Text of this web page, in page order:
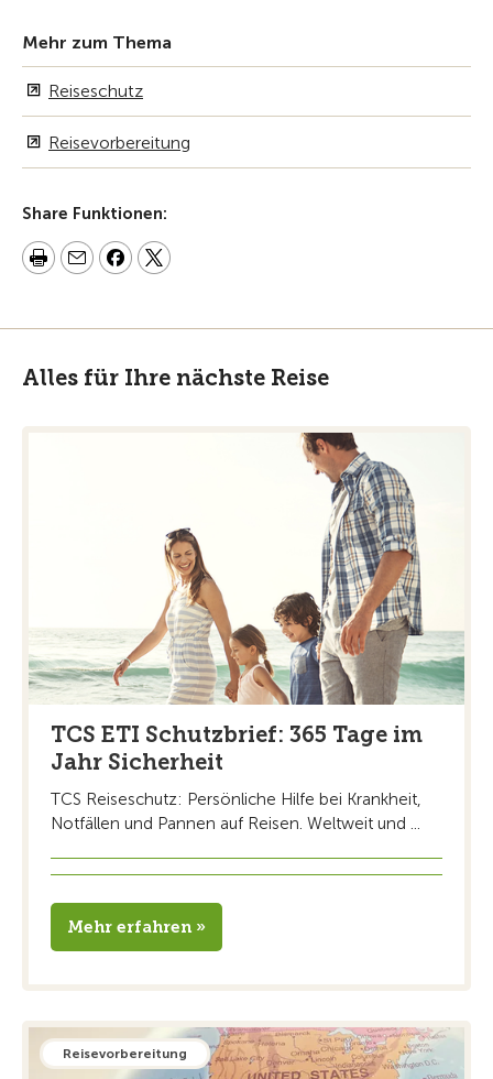
Mehr zum Thema
Reiseschutz
Reisevorbereitung
Share Funktionen:
Alles für Ihre nächste Reise
TCS ETI Schutzbrief: 365 Tage im
Jahr Sicherheit
TCS Reiseschutz: Persönliche Hilfe bei Krankheit,
Notfällen und Pannen auf Reisen. Weltweit und ...
Mehr erfahren »
Reisevorbereitung